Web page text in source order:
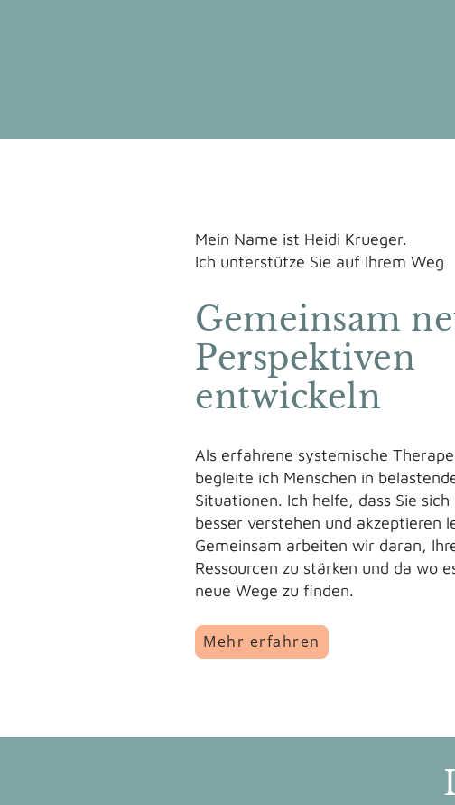
Mein Name ist Heidi Krueger.
Ich unterstütze Sie auf Ihrem Weg
Gemeinsam
Perspektiven
entwickeln
Als erfahrene systemische
begleite ich Menschen in
Situationen. Ich helfe, dass Sie sich
besser verstehen und akzeptieren
Gemeinsam arbeiten wir daran,
Ressourcen zu stärken und da wo
neue Wege zu finden.
Mehr erfahren